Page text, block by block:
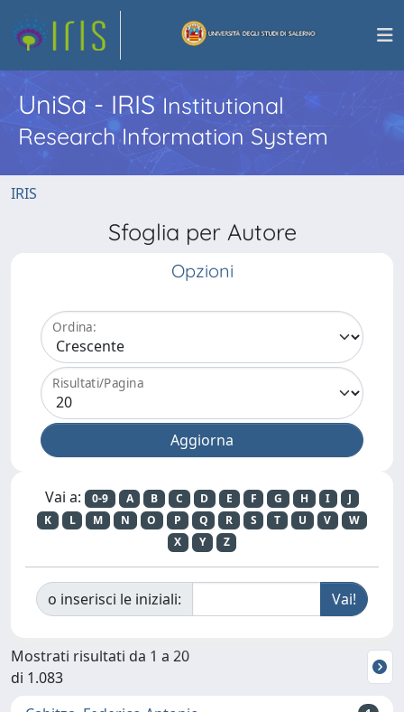
UniSa - IRISInstitutional
Research Information System
IRIS
Sfoglia per Autore
Opzioni
Ordina:
Risultati/Pagina
Vai a: 0-9 A B C D E F G H I
J
K
L M N O P Q R S T U V
W
X
Y Z
o inserisci le iniziali:
Mostrati risultati da 1 a 20
di 1.083